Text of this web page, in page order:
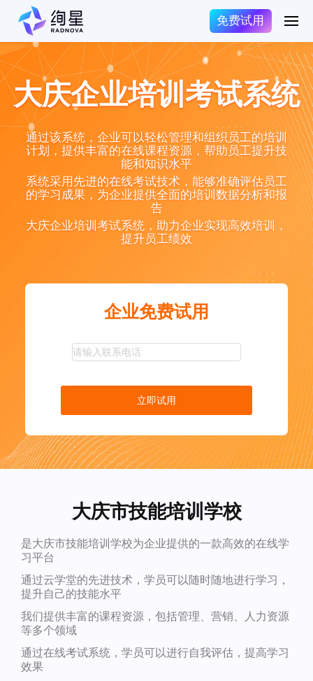
免费试用
大庆企业培训考试系统
通过该系统，企业可以轻松管理和组织员工的培训
计划，提供丰富的在线课程资源，帮助员工提升技
能和知识水平
系统采用先进的在线考试技术，能够准确评估员工
的学习成果，为企业提供全面的培训数据分析和报
告
大庆企业培训考试系统，助力企业实现高效培训，
提升员工绩效
企业免费试用
立即试用
大庆市技能培训学校
是大庆市技能培训学校为企业提供的一款高效的在线学
习平台
通过云学堂的先进技术，学员可以随时随地进行学习，
提升自己的技能水平
我们提供丰富的课程资源，包括管理、营销、人力资源
等多个领域
通过在线考试系统，学员可以进行自我评估，提高学习
效果